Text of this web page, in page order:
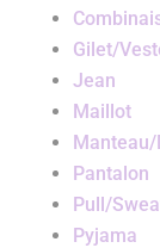
Gilet/
Jean
Maillot
Manteau/
Pantalon
Pull/
Pyjama